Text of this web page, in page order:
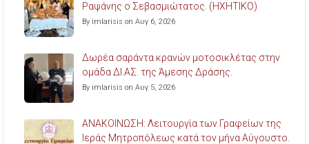
Ραψάνης ο Σεβασμιώτατος. (ΗΧΗΤΙΚΟ)
By imlarisis on Αυγ 6, 2026
Δωρέα σαράντα κρανών μοτοσικλέτας στην
ομάδα ΔΙ.ΑΣ. της Άμεσης Δράσης.
By imlarisis on Αυγ 5, 2026
ΑΝΑΚΟΙΝΩΣΗ: Λειτουργία των Γραφείων της
Ιεράς Μητροπόλεως κατά τον μήνα Αύγουστο.